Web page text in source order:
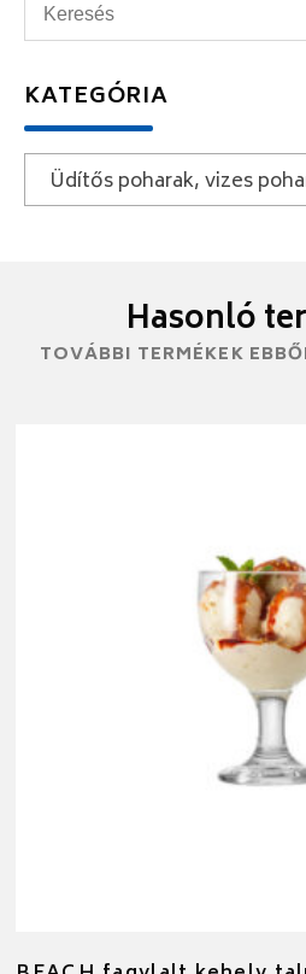
KATEGÓRIA
Üdítős poharak, vizes
Hasonló
TOVÁBBI TERMÉKEK